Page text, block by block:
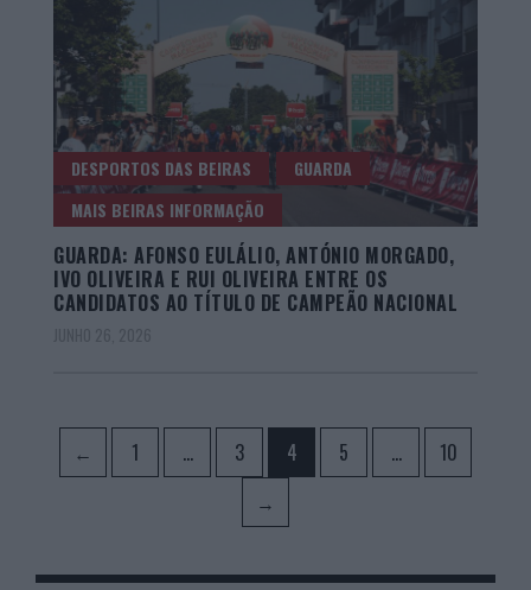
DESPORTOS DAS BEIRAS
GUARDA
MAIS BEIRAS INFORMAÇÃO
GUARDA: AFONSO EULÁLIO, ANTÓNIO MORGADO,
IVO OLIVEIRA E RUI OLIVEIRA ENTRE OS
CANDIDATOS AO TÍTULO DE CAMPEÃO NACIONAL
Paginação
dos
← Page
1 … Page
3 Page
4 Page
5 … Page
10
→